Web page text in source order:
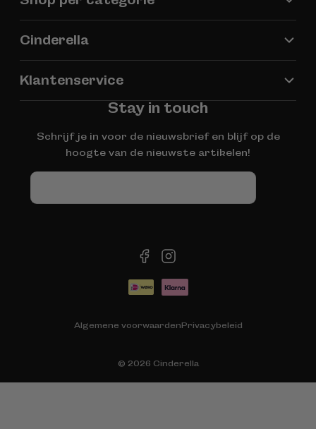
Cinderella
Klantenservice
Stay in touch
Schrijf je in voor de nieuwsbrief en blijf op de
hoogte van de nieuwste artikelen!
facebookinstagram
© 2026 Cinderella
Algemene voorwaardenPrivacybeleid